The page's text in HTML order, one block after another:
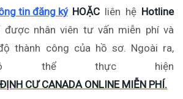
tin đăng ký HOẶC liên hệ Hotline
được nhân viên tư vấn miễn phí và
thành công của hồ sơ. Ngoài ra,
thể thực hiện
CƯ CANADA ONLINE MIỄN PHÍ.